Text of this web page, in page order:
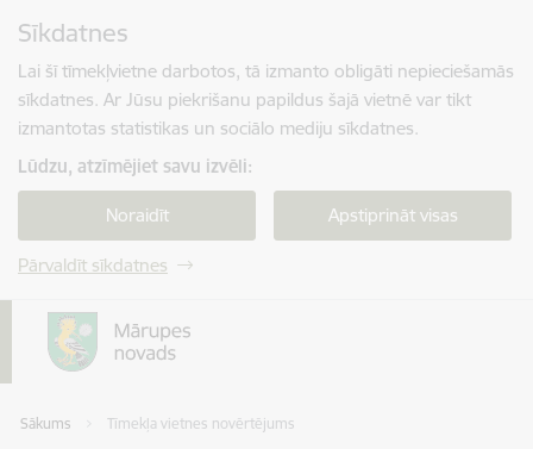
Sīkdatnes
Lai šī tīmekļvietne darbotos, tā izmanto obligāti nepieciešamās
sīkdatnes. Ar Jūsu piekrišanu papildus šajā vietnē var tikt
izmantotas statistikas un sociālo mediju sīkdatnes.
Lūdzu, atzīmējiet savu izvēli:
Noraidīt Apstiprināt visas
Pārvaldīt sīkdatnes
Sākums Tīmekļa vietnes novērtējums